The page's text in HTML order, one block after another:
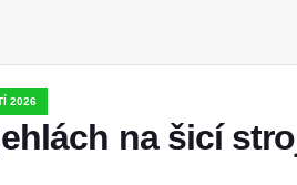
2026
na šicí